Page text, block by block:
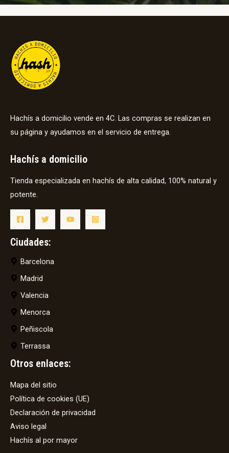
Hachís a domicilio vende en 4C. Las compras se realizan en
su página y ayudamos en el servicio de entrega.
Hachís a domicilio
Tienda especializada en hachís de alta calidad, 100% natural y
potente.
Ciudades:
Barcelona
Madrid
Valencia
Menorca
Peñiscola
Terrassa
Otros enlaces:
Mapa del sitio
Política de cookies (UE)
Declaración de privacidad
Aviso legal
Hachís al por mayor